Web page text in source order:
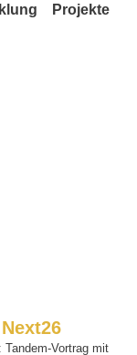
Projekte
Tandem-Vortrag mit